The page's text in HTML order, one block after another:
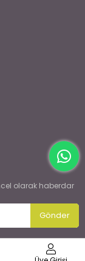
olarak haberdar
Gönder